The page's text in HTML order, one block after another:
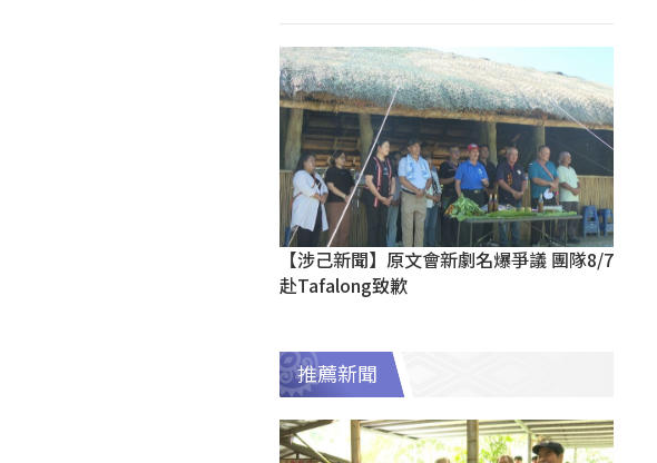
【涉己新聞】原文會新劇名爆爭議 團隊8/7
赴Tafalong致歉
推薦新聞